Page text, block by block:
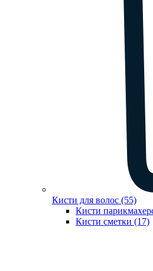
Кисти для волос (55)
Кисти
Кисти сметки (17)